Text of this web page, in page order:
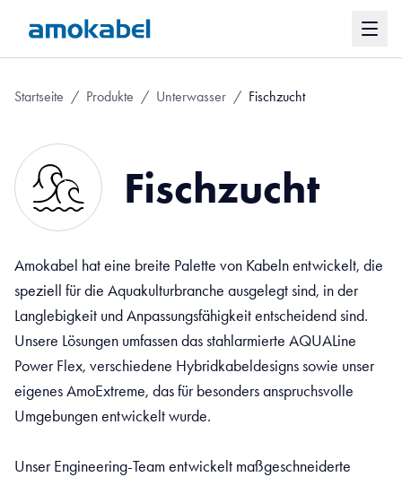
Startseite / Produkte / Unterwasser / Fischzucht
Fischzucht
Amokabel hat eine breite Palette von Kabeln entwickelt, die
speziell für die Aquakulturbranche ausgelegt sind, in der
Langlebigkeit und Anpassungsfähigkeit entscheidend sind.
Unsere Lösungen umfassen das stahlarmierte AQUALine
Power Flex, verschiedene Hybridkabeldesigns sowie unser
eigenes AmoExtreme, das für besonders anspruchsvolle
Umgebungen entwickelt wurde.
Unser Engineering-Team entwickelt maßgeschneiderte